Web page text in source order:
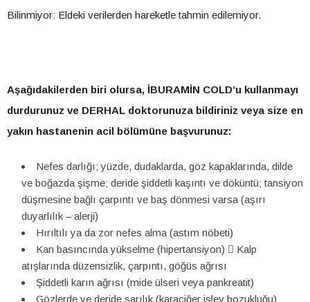
Bilinmiyor: Eldeki verilerden hareketle tahmin edilemiyor.
Aşağıdakilerden biri olursa, İBURAMİN COLD’u kullanmayı
durdurunuz ve DERHAL doktorunuza bildiriniz veya size en
yakın hastanenin acil bölümüne başvurunuz:
Nefes darlığı; yüzde, dudaklarda, göz kapaklarında, dilde
ve boğazda şişme; deride şiddetli kaşıntı ve döküntü; tansiyon
düşmesine bağlı çarpıntı ve baş dönmesi varsa (aşırı
duyarlılık – alerji)
Hırıltılı ya da zor nefes alma (astım nöbeti)
Kan basıncında yükselme (hipertansiyon)  Kalp
atışlarında düzensizlik, çarpıntı, göğüs ağrısı
Şiddetli karın ağrısı (mide ülseri veya pankreatit)
Gözlerde ve deride sarılık (karaciğer işlev bozukluğu)